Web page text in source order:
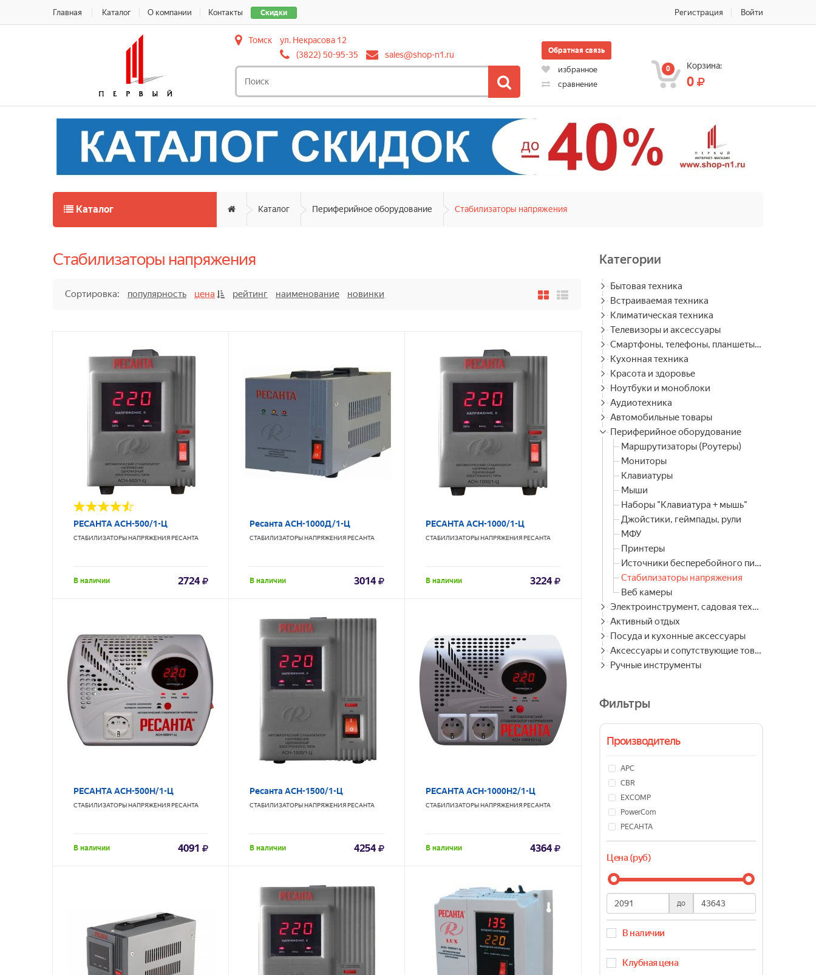
Скидки
Главная Каталог О компании Контакты Регистрация Войти
Томск
ул. Некрасова 12
(3822) 50-95-35
sales@shop-n1.ru Обратная связь
избранное
сравнение
0 Корзина:
0
Каталог Каталог Периферийное оборудование Стабилизаторы напряжения
Стабилизаторы напряжения
Сортировка: популярность цена рейтинг наименование новинки
РЕСАНТА АСН-500/1-Ц
СТАБИЛИЗАТОРЫ НАПРЯЖЕНИЯРЕСАНТА
В наличии 2724
Ресанта АСН-1000Д/1-Ц
СТАБИЛИЗАТОРЫ НАПРЯЖЕНИЯРЕСАНТА
В наличии 3014
РЕСАНТА АСН-1000/1-Ц
СТАБИЛИЗАТОРЫ НАПРЯЖЕНИЯРЕСАНТА
В наличии 3224
РЕСАНТА АСН-500Н/1-Ц
СТАБИЛИЗАТОРЫ НАПРЯЖЕНИЯРЕСАНТА
В наличии 4091
Ресанта АСН-1500/1-Ц
СТАБИЛИЗАТОРЫ НАПРЯЖЕНИЯРЕСАНТА
В наличии 4254
РЕСАНТА АСН-1000Н2/1-Ц
СТАБИЛИЗАТОРЫ НАПРЯЖЕНИЯРЕСАНТА
В наличии 4364
Категории
Бытовая техника
Встраиваемая техника
Климатическая техника
Телевизоры и аксессуары
Смартфоны, телефоны, планшеты, часы
Кухонная техника
Красота и здоровье
Ноутбуки и моноблоки
Аудиотехника
Автомобильные товары
Периферийное оборудование
Маршрутизаторы (Роутеры)
Мониторы
Клавиатуры
Мыши
Наборы "Клавиатура + мышь"
Джойстики, геймпады, рули
МФУ
Принтеры
Источники бесперебойного питания
Стабилизаторы напряжения
Веб камеры
Электроинструмент, садовая техника
Активный отдых
Посуда и кухонные аксессуары
Аксессуары и сопутствующие товары
Ручные инструменты
Фильтры
Производитель
APC
CBR
EXCOMP
PowerCom
РЕСАНТА
Цена (руб)
до
В наличии
Клубная цена